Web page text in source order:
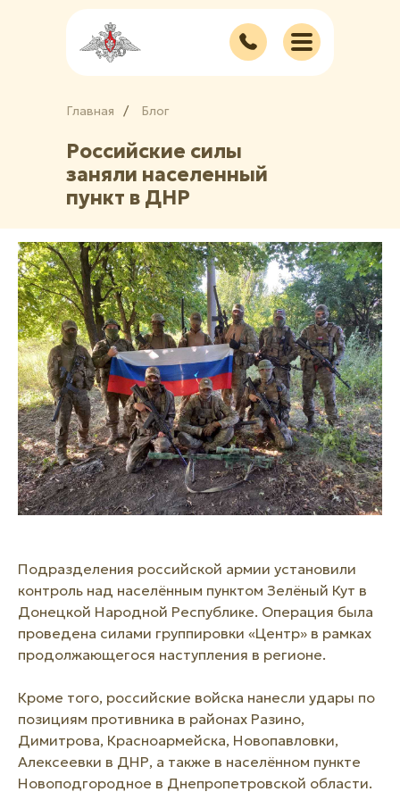
Российские силы
заняли населенный
пункт в ДНР
Главная / Блог
/
Подразделения российской армии установили
контроль над населённым пунктом Зелёный Кут в
Донецкой Народной Республике. Операция была
проведена силами группировки «Центр» в рамках
продолжающегося наступления в регионе.
Кроме того, российские войска нанесли удары по
позициям противника в районах Разино,
Димитрова, Красноармейска, Новопавловки,
Алексеевки в ДНР, а также в населённом пункте
Новоподгородное в Днепропетровской области.